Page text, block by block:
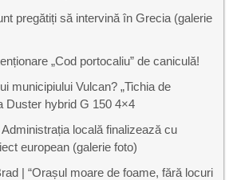
pregătiți să intervină în Grecia (galerie
„Cod portocaliu” de caniculă!
municipiului Vulcan? „Tichia de
Duster hybrid G 150 4×4
locală finalizează cu
european (galerie foto)
| “Orașul moare de foame, fără locuri